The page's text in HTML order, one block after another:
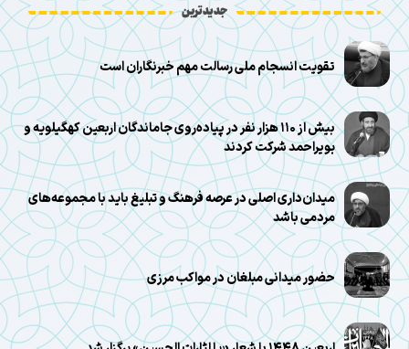
جدیدترین
تقویت انسجام ملی رسالت مهم خبرنگاران است
بیش از ۱۱۰ هزار نفر در پیاده‌روی جاماندگان اربعین کهگیلویه و
بویراحمد شرکت کردند
میدان‌داری اصلی در عرصه فرهنگ و تبلیغ باید با مجموعه‌های
مردمی باشد
حضور میدانی مبلغان در مواکب مرزی